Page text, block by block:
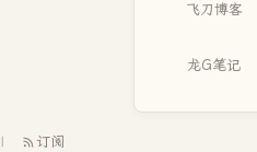
飞刀博客
龙G笔记
订阅